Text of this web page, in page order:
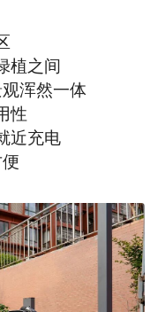
植之间
浑然一体
性
近充电